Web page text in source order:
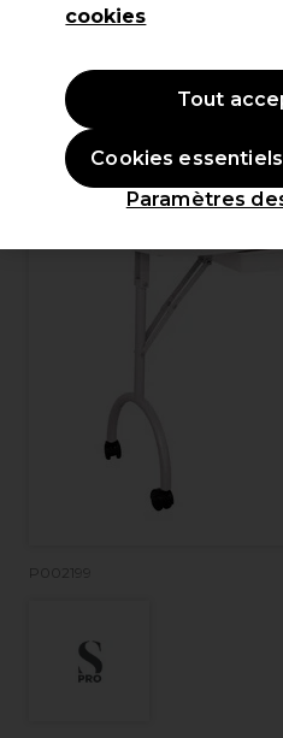
54,67 €109,35 €
65,60 €TVA incluse)
OFFRE
P002199
cookies
Paramètres
Cookies
Tout